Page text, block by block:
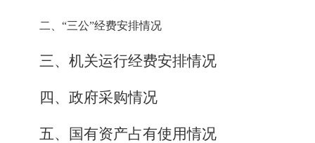
二、“三公”经费安排情况
三、机关运行经费安排情况
四、政府采购情况
五、国有资产占有使用情况